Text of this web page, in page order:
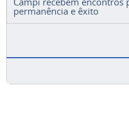
permanência e êxito